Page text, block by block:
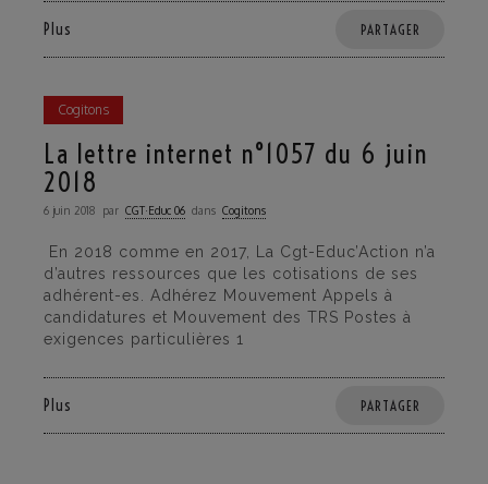
Plus PARTAGER
Cogitons
La lettre internet n°1057 du 6 juin
2018
6 juin 2018 par CGT·Educ 06 dans Cogitons
En 2018 comme en 2017, La Cgt-Educ’Action n’a
d’autres ressources que les cotisations de ses
adhérent-es. Adhérez Mouvement Appels à
candidatures et Mouvement des TRS Postes à
exigences particulières 1
Plus PARTAGER